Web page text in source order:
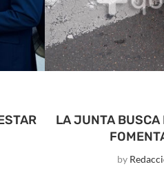
LA JUNTA BUSCA
by